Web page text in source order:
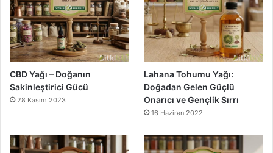
CBD Yağı – Doğanın
Sakinleştirici Gücü
28 Kasım 2023
Lahana Tohumu Yağı:
Doğadan Gelen Güçlü
Onarıcı ve Gençlik Sırrı
16 Haziran 2022